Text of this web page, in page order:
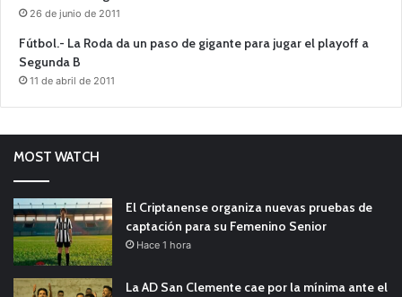
26 de junio de 2011
Fútbol.- La Roda da un paso de gigante para jugar el playoff a
Segunda B
11 de abril de 2011
MOST WATCH
El Criptanense organiza nuevas pruebas de
captación para su Femenino Senior
Hace 1 hora
La AD San Clemente cae por la mínima ante el